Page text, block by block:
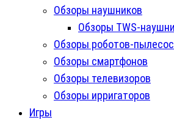
Обзоры наушников
Обзоры TWS-
Обзоры роботов-
Обзоры смартфонов
Обзоры телевизоров
Обзоры ирригаторов
Игры